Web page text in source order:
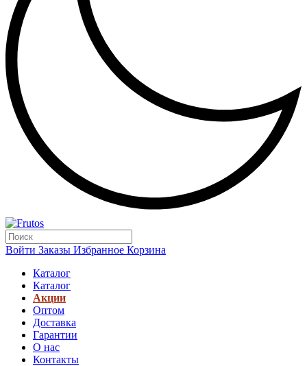
Войти Заказы Избранное Корзина
Каталог
Каталог
Акции
Оптом
Доставка
Гарантии
О нас
Контакты